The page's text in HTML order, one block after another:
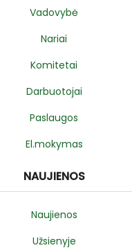
Vadovybė
Nariai
Komitetai
Darbuotojai
Paslaugos
El.mokymas
NAUJIENOS
Naujienos
Užsienyje